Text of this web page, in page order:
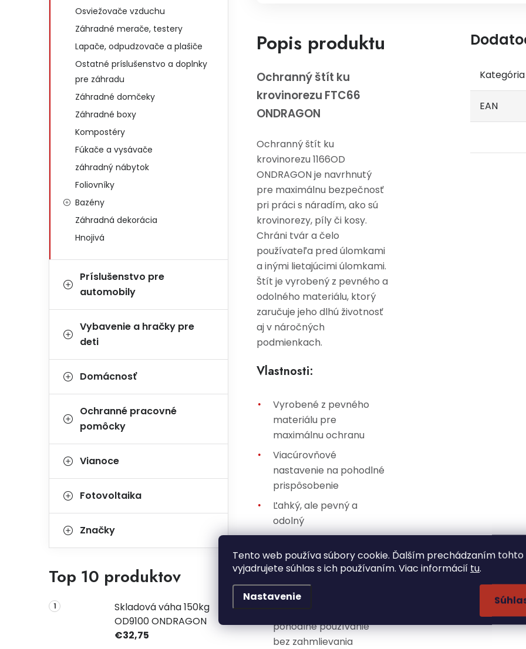
Tento web používa súbory cookie. Ďalším prechádzaním tohto
vyjadrujete súhlas s ich používaním. Viac informácií tu.
Nastavenie
Osviežovače vzduchu
Záhradné merače, testery
Lapače, odpudzovače a plašiče
Ostatné príslušenstvo a doplnky
pre záhradu
Záhradné domčeky
Záhradné boxy
Kompostéry
Fúkače a vysávače
záhradný nábytok
Foliovníky
Bazény
Záhradná dekorácia
Hnojivá
Príslušenstvo pre
automobily
Vybavenie a hračky pre
deti
Domácnosť
Ochranné pracovné
pomôcky
Vianoce
Fotovoltaika
Značky
Top 10 produktov
Skladová váha 150kg
OD9100 ONDRAGON
€32,75
Popis produktu
Ochranný štít ku
krovinorezu FTC66
ONDRAGON
Ochranný štít ku
krovinorezu 1166OD
ONDRAGON je navrhnutý
pre maximálnu bezpečnosť
pri práci s náradím, ako sú
krovinorezy, píly či kosy.
Chráni tvár a čelo
používateľa pred úlomkami
a inými lietajúcimi úlomkami.
Štít je vyrobený z pevného a
odolného materiálu, ktorý
zaručuje jeho dlhú životnosť
aj v náročných
podmienkach.
Vlastnosti:
Vyrobené z pevného
materiálu pre
maximálnu ochranu
Viacúrovňové
nastavenie na pohodlné
prispôsobenie
Ľahký, ale pevný a
odolný
komplexnú ochranu
Umožňuje prácu v
rôznych podmienkach
pohodlné používanie
bez zahmlievania
Kategória
EAN